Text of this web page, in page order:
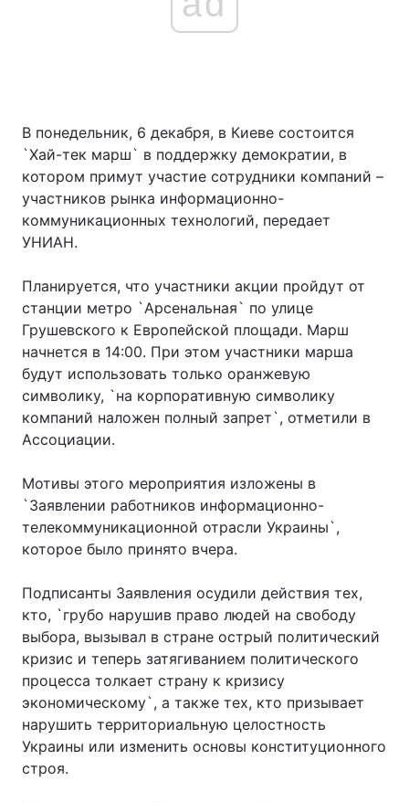
Головна Війна
Україна
Економіка Світ
Наука
Техно і зв'язок Лайт
Зброя Інциденти
Здоров'я Туризм
Цікавинки Погода
Екологія Регіони
Лонгріди
В понедельник, 6 декабря, в Киеве состоится
`Хай-тек марш` в поддержку демократии, в
котором примут участие сотрудники компаний –
участников рынка информационно-
коммуникационных технологий, передает
УНИАН.
Планируется, что участники акции пройдут от
станции метро `Арсенальная` по улице
Грушевского к Европейской площади. Марш
начнется в 14:00. При этом участники марша
будут использовать только оранжевую
символику, `на корпоративную символику
компаний наложен полный запрет`, отметили в
Ассоциации.
Мотивы этого мероприятия изложены в
`Заявлении работников информационно-
телекоммуникационной отрасли Украины`,
которое было принято вчера.
Подписанты Заявления осудили действия тех,
кто, `грубо нарушив право людей на свободу
выбора, вызывал в стране острый политический
кризис и теперь затягиванием политического
процесса толкает страну к кризису
экономическому`, а также тех, кто призывает
нарушить территориальную целостность
Украины или изменить основы конституционного
строя.